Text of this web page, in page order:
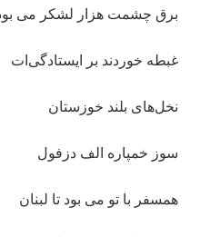
برق چشمت هزار لشکر می
غبطه خوردند بر ایستادگی‌ات
نخل‌های بلند خوزستان
سوز خمپاره الف دزفول
همسفر با تو می بود تا لبنان